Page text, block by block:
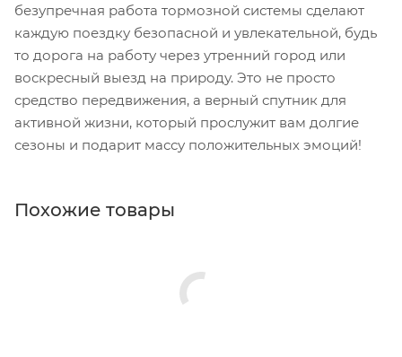
безупречная работа тормозной системы сделают
каждую поездку безопасной и увлекательной, будь
то дорога на работу через утренний город или
воскресный выезд на природу. Это не просто
средство передвижения, а верный спутник для
активной жизни, который прослужит вам долгие
сезоны и подарит массу положительных эмоций!
Похожие товары